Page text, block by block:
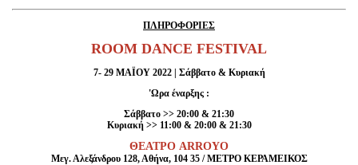
ΠΛΗΡΟΦΟΡΙΕΣ
ROOM DANCE FESTIVAL
7- 29 ΜΑΪΟΥ 2022 | Σάββατο & Κυριακή
'Ωρα έναρξης :
Σάββατο >> 20:00 & 21:30
Κυριακή >> 11:00 & 20:00 & 21:30
ΘΕΑΤΡΟ ARROYO
Mεγ. Αλεξάνδρου 128, Αθήνα, 104 35 / ΜΕΤΡΟ ΚΕΡΑΜΕΙΚΟΣ